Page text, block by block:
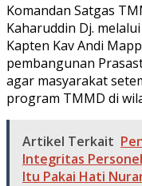
Komandan Satgas
Kaharuddin Dj.
Kapten Kav Andi
pembangunan
agar masyarakat
program TMMD di
Artikel Terkait
Integritas
Itu Pakai Hati